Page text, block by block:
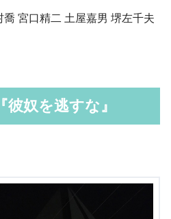
宮口精二 土屋嘉男 堺左千夫
彼奴を逃すな』